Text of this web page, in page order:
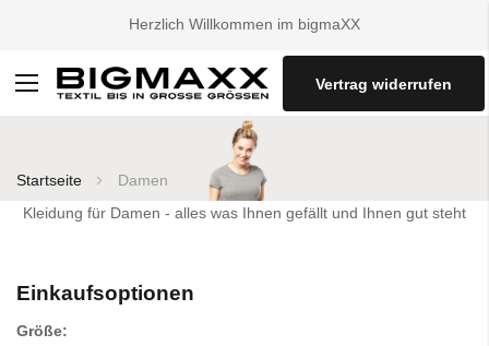
Herzlich Willkommen im bigmaXX
Navigation
Vertrag widerrufen
Startseite
Damen
Kleidung für Damen - alles was Ihnen gefällt und Ihnen gut steht
Einkaufsoptionen
Größe